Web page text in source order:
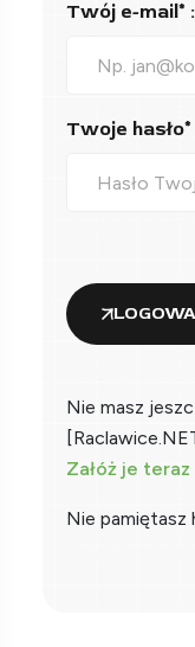
Twój e-mail* :
Twoje hasło*
Nie masz
Załóż je teraz
Nie pamiętasz